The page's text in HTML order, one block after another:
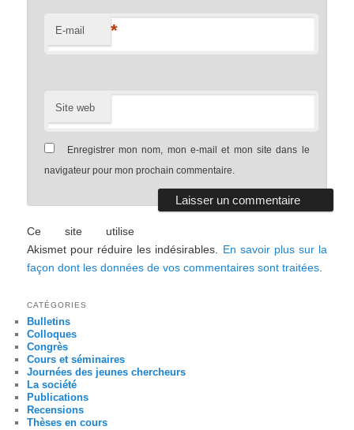
E-mail *
Site web
Enregistrer mon nom, mon e-mail et mon site dans le
navigateur pour mon prochain commentaire.
Ce site utilise
Akismet pour réduire les indésirables. En savoir plus sur la
façon dont les données de vos commentaires sont traitées.
CATÉGORIES
Bulletins
Colloques
Congrès
Cours et séminaires
Journées des jeunes chercheurs
La société
Publications
Recensions
Thèses en cours